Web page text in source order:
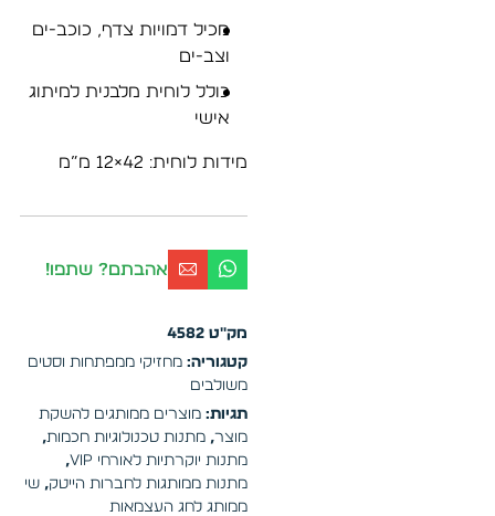
מכיל דמויות צדף, כוכב-ים
וצב-ים
כולל לוחית מלבנית למיתוג
אישי
מידות לוחית: 42×12 מ”מ
אהבתם? שתפו!
מק"ט 4582
קטגוריה: מחזיקי ממפתחות וסטים
משולבים
תגיות: מוצרים ממותגים להשקת
מוצר, מתנות טכנולוגיות חכמות,
מתנות יוקרתיות לאורחי VIP
,
מתנות ממותגות לחברות הייטק, שי
ממותג לחג העצמאות